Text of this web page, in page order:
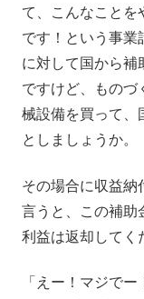
て、こんなことを
です！という事業
に対して国から補
ですけど、ものづ
械設備を買って、
としましょうか。
その場合に収益納
言うと、この補助
利益は返却してく
「えー！マジで